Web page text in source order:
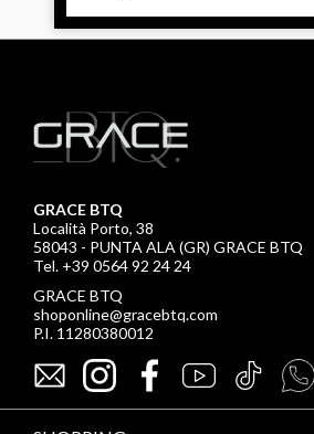
GRACE BTQ
Località Porto, 38
58043 - PUNTA ALA (GR) GRACE BTQ
Tel. +39 0564 92 24 24
GRACE BTQ
shoponline@gracebtq.com
P.I. 11280380012